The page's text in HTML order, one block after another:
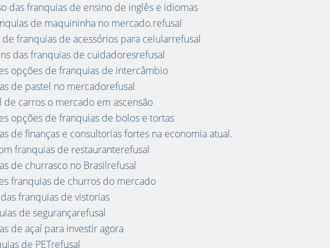
das franquias de ensino de inglês e idiomas
de maquininha no mercado.refusal
franquias de acessórios para celularrefusal
das franquias de cuidadoresrefusal
opções de franquias de intercâmbio
de pastel no mercadorefusal
de carros o mercado em ascensão
opções de franquias de bolos e tortas
de finanças e consultorias fortes na economia atual.
franquias de restauranterefusal
de churrasco no Brasilrefusal
franquias de churros do mercado
franquias de vistorias
de segurançarefusal
de açaí para investir agora
de PETrefusal